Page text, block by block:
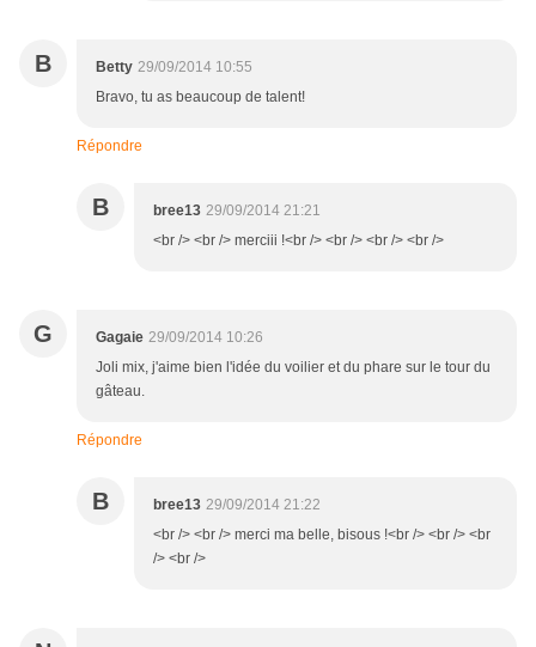
B Betty 29/09/2014 10:55
Bravo, tu as beaucoup de talent!
Répondre
B bree13 29/09/2014 21:21
<br /> <br /> merciii !<br /> <br /> <br /> <br />
G Gagaie 29/09/2014 10:26
Joli mix, j'aime bien l'idée du voilier et du phare sur le tour du
gâteau.
Répondre
B bree13 29/09/2014 21:22
<br /> <br /> merci ma belle, bisous !<br /> <br /> <br
/> <br />